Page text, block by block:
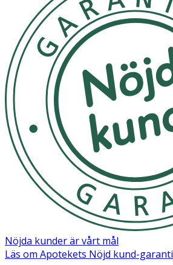
Nöjda kunder är vårt mål
Läs om Apotekets Nöjd kund-garanti